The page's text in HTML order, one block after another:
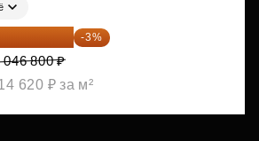
785 396 ₽ -3%
046 800 ₽
620 ₽ за м²